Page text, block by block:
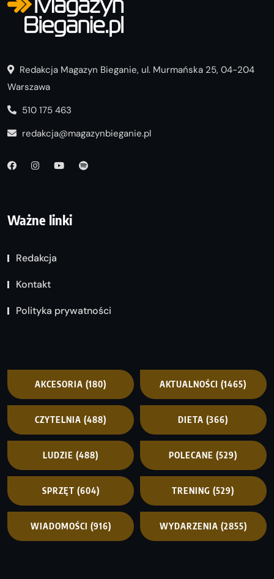
Redakcja Magazyn Bieganie, ul. Murmańska 25, 04-204
Warszawa
510 175 463
redakcja@magazynbieganie.pl
Ważne linki
Redakcja
Kontakt
Polityka prywatności
AKCESORIA (180) AKTUALNOŚCI (1465)
CZYTELNIA (488) DIETA (366)
LUDZIE (488) POLECANE (529)
SPRZĘT (604) TRENING (529)
WIADOMOŚCI (916) WYDARZENIA (2855)